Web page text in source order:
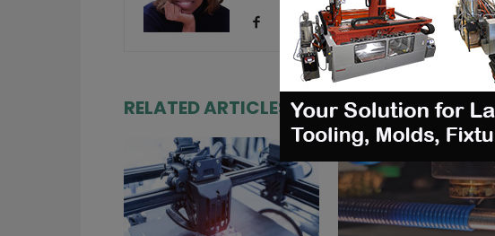
RELATED ARTICLES MORE FROM AUTHOR